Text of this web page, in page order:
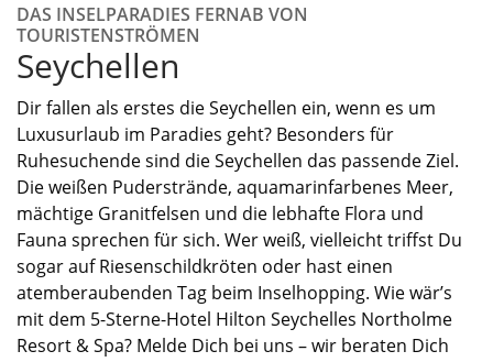
DAS INSELPARADIES FERNAB VON
TOURISTENSTRÖMEN
Seychellen
Dir fallen als erstes die Seychellen ein, wenn es um
Luxusurlaub im Paradies geht? Besonders für
Ruhesuchende sind die Seychellen das passende Ziel.
Die weißen Puderstrände, aquamarinfarbenes Meer,
mächtige Granitfelsen und die lebhafte Flora und
Fauna sprechen für sich. Wer weiß, vielleicht triffst Du
sogaraufRiesenschildkröten oder hast einen
atemberaubenden Tag beim Inselhopping. Wie wär’s
mit dem 5-Sterne-Hotel Hilton Seychelles Northolme
Resort &Spa? Melde Dich bei uns – wir beraten Dich